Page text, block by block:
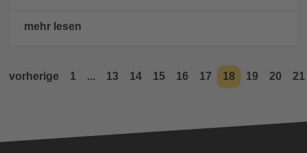
mehr lesen
vorherige 1 ... 13 14 15 16 17 18 19 20 21